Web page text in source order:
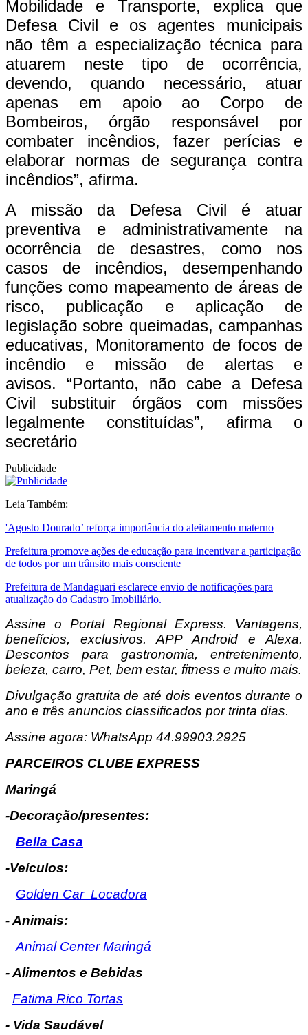
Mobilidade e Transporte, explica que
Defesa Civil e os agentes municipais
não têm a especialização técnica para
atuarem neste tipo de ocorrência,
devendo, quando necessário, atuar
apenas em apoio ao Corpo de
Bombeiros, órgão responsável por
combater incêndios, fazer perícias e
elaborar normas de segurança contra
incêndios”, afirma.
A missão da Defesa Civil é atuar
preventiva e administrativamente na
ocorrência de desastres, como nos
casos de incêndios, desempenhando
funções como mapeamento de áreas de
risco, publicação e aplicação de
legislação sobre queimadas, campanhas
educativas, Monitoramento de focos de
incêndio e missão de alertas e
avisos. “Portanto, não cabe a Defesa
Civil substituir órgãos com missões
legalmente constituídas”, afirma o
secretário
Publicidade
Leia Também:
'Agosto Dourado’ reforça importância do aleitamento materno
Prefeitura promove ações de educação para incentivar a participação
de todos por um trânsito mais consciente
Prefeitura de Mandaguari esclarece envio de notificações para
atualização do Cadastro Imobiliário.
Assine oPortal Regional Express. Vantagens,
benefícios, exclusivos. APP Android e Alexa.
Descontos para gastronomia, entretenimento,
beleza, carro, Pet, bem estar, fitness e muito mais.
Divulgação gratuita de até dois eventos durante o
ano e três anuncios classificados por trinta dias.
Assine agora: WhatsApp 44.99903.2925
PARCEIROS CLUBE EXPRESS
Maringá
-Decoração/presentes:
Bella Casa
-Veículos:
Golden Car Locadora
- Animais:
Animal Center Maringá
- Alimentos e Bebidas
Fatima Rico Tortas
- Vida Saudável